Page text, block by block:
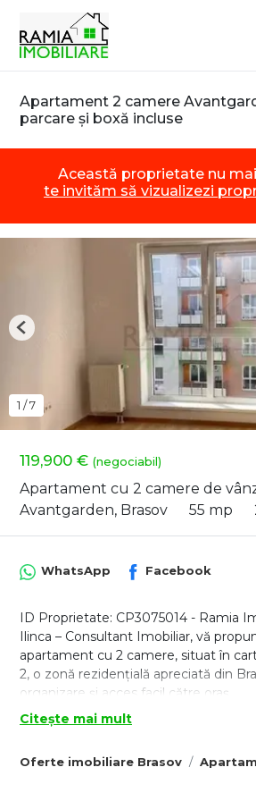
Apartament 2 camere
parcare și boxă incluse
Această proprietate nu
te invităm să vizualizezi
119,900 € (negociabil)
Apartament cu 2 camere de
Avantgarden, Brasov
55 mp
1 /7
Previous
Oferte imobiliare Brasov
WhatsApp Facebook
ID Proprietate: CP3075014 - Ramia
Ilinca – Consultant Imobiliar, vă
apartament cu 2 camere, situat în
2, o zonă rezidențială apreciată din
organizare și acces facil către oraș.
Apartamentul este amplasat la etajul
construit în anul 2013, și beneficiază
confort termic foarte bun pe tot
Citește mai mult